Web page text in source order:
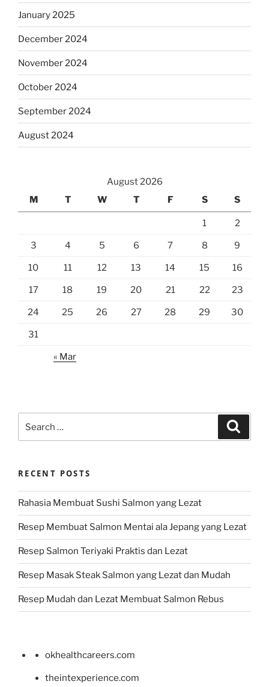
January 2025
December 2024
November 2024
October 2024
September 2024
August 2024
August 2026
M
T W T F S S
1 2
3 4 5 6 7 8 9
10 11 12 13 14 15 16
17 18 19 20 21 22 23
24 25 26 27 28 29 30
31
« Mar
for:
RECENT POSTS
Rahasia Membuat Sushi Salmon yang Lezat
Resep Membuat Salmon Mentai ala Jepang yang Lezat
Resep Salmon Teriyaki Praktis dan Lezat
Resep Masak Steak Salmon yang Lezat dan Mudah
Resep Mudah dan Lezat Membuat Salmon Rebus
okhealthcareers.com
theintexperience.com